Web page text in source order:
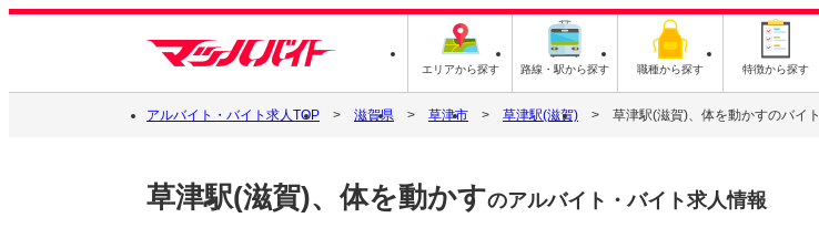
エリアから探す 路線・駅から探す 職種から探す 特徴から探す
アルバイト・バイト求人TOP 滋賀県 草津市 草津駅(滋賀) 草津駅(滋賀)、体を動かすのバイト
草津駅(滋賀)、体を動かすのアルバイト・バイト求人情報